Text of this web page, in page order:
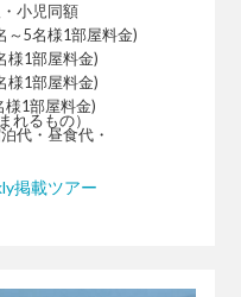
小児同額
～5名様1部屋料金)
様1部屋料金)
様1部屋料金)
様1部屋料金)
れるもの）
代・昼食代・
掲載ツアー